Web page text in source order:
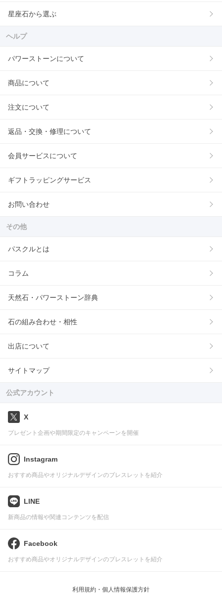
星座石から選ぶ
ヘルプ
パワーストーンについて
商品について
注文について
返品・交換・修理について
会員サービスについて
ギフトラッピングサービス
お問い合わせ
その他
パスクルとは
コラム
天然石・パワーストーン辞典
石の組み合わせ・相性
出店について
サイトマップ
公式アカウント
X
プレゼント企画や期間限定のキャンペーンを開催
Instagram
おすすめ商品やオリジナルデザインのブレスレットを紹介
LINE
新商品の情報や関連コンテンツを配信
Facebook
おすすめ商品やオリジナルデザインのブレスレットを紹介
利用規約・個人情報保護方針